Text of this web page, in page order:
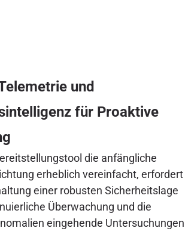
und
für Proaktive
die anfängliche
erheblich vereinfacht, erfordert
einer robusten Sicherheitslage
Überwachung und die
eingehende Untersuchungen